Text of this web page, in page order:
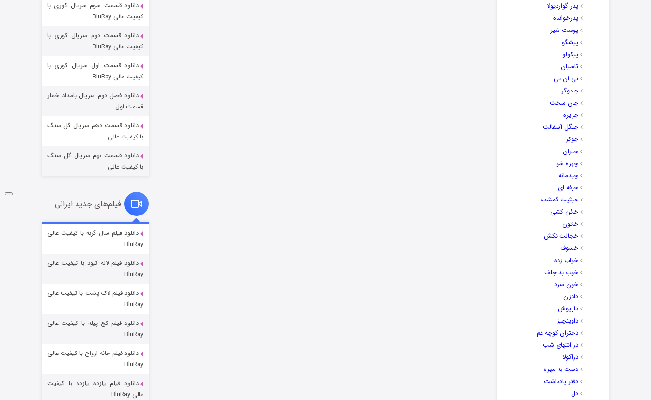
پدر گواردیولا
پدرخوانده
پوست شیر
پیشگو
پیکولو
تاسیان
تی ان تی
جادوگر
جان سخت
جزیره
جنگل آسفالت
جوکر
جیران
چهره شو
چیدمانه
حرفه ای
حیثیت گمشده
خائن کشی
خاتون
خجالت نکش
خسوف
خواب زده
خوب بد جلف
خون سرد
دادزن
داریوش
داوینچیز
دختران کوچه غم
در انتهای شب
دراکولا
دست به مهره
دفتر یادداشت
دل
مردگان متحرک: شهر مرده ۳
قسمت ۲ (زیرنویس) منتشر شد
شکست استوارت در نجات جهان
قسمت
شوگر فصل ۲
دانلود قسمت سوم سریال کوری با
کیفیت عالی BluRay
دانلود قسمت دوم سریال کوری با
کیفیت عالی BluRay
دانلود قسمت اول سریال کوری با
کیفیت عالی BluRay
دانلود فصل دوم سریال بامداد خمار
قسمت اول
دانلود قسمت دهم سریال گل سنگ
با کیفیت عالی
دانلود قسمت نهم سریال گل سنگ
با کیفیت عالی
فیلم‌های جدید ایرانی
دانلود فیلم سال گربه با کیفیت عالی
BluRay
دانلود فیلم لاله کبود با کیفیت عالی
BluRay
دانلود فیلم لاک پشت با کیفیت عالی
BluRay
دانلود فیلم کج‌ پیله با کیفیت عالی
BluRay
دانلود فیلم خانه ارواح با کیفیت عالی
BluRay
دانلود فیلم یازده یازده با کیفیت
عالی BluRay